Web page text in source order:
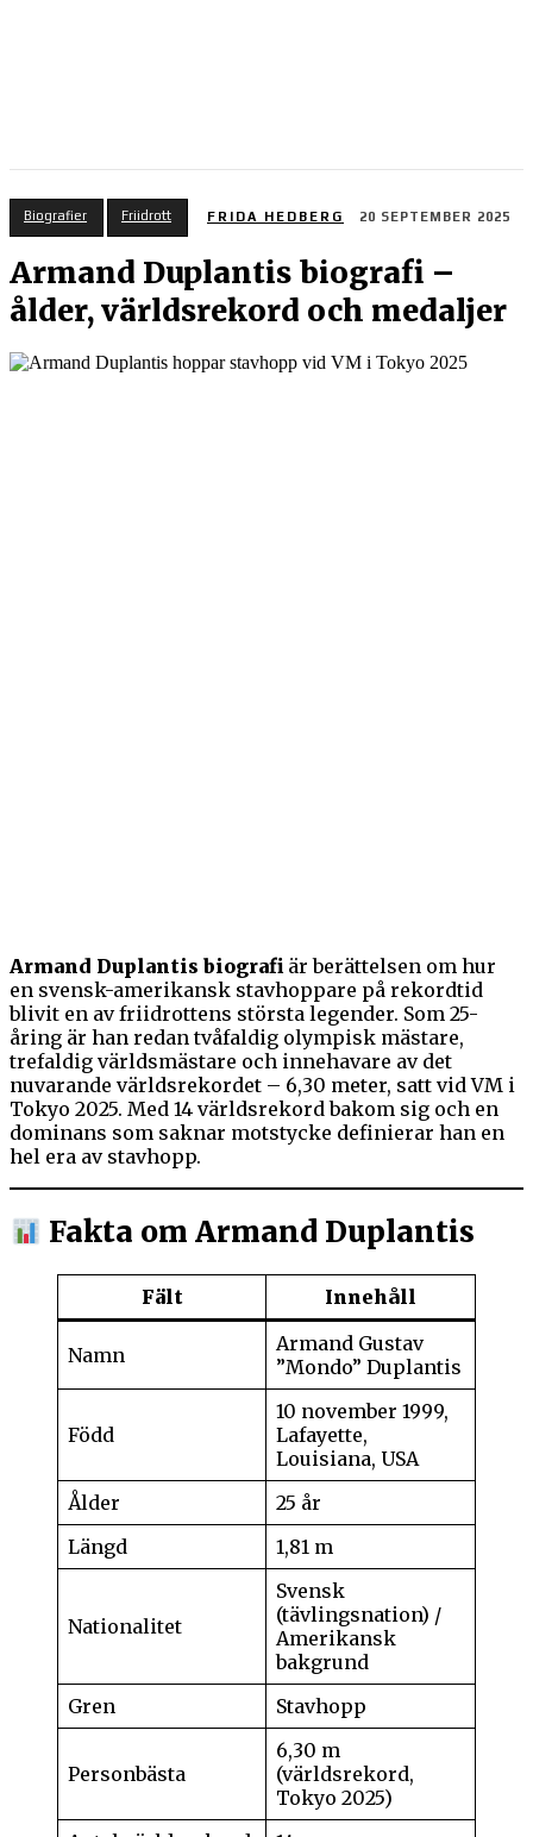
Biografier Friidrott FRIDA HEDBERG 20 SEPTEMBER 2025
Armand Duplantis biografi –
ålder, världsrekord och medaljer
Armand Duplantis biografiär berättelsen om hur
en svensk-amerikansk stavhoppare på rekordtid
blivit en av friidrottens största legender. Som 25-
åring är han redan tvåfaldig olympisk mästare,
trefaldig världsmästare och innehavare av det
nuvarande världsrekordet – 6,30 meter, satt vid VM i
Tokyo 2025. Med 14 världsrekord bakom sig och en
dominans som saknar motstycke definierar han en
hel era av stavhopp.
Fakta om Armand Duplantis
Fält Innehåll
Namn
Armand Gustav
”Mondo” Duplantis
Född
10 november 1999,
Lafayette,
Louisiana, USA
Ålder
25 år
Längd
1,81 m
Nationalitet
Svensk
(tävlingsnation) /
Amerikansk
bakgrund
Gren
Stavhopp
Personbästa
6,30 m
(världsrekord,
Tokyo 2025)